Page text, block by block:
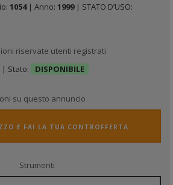
1054| Anno: 1999| STATO D’USO:
riservate utenti registrati
| Stato: DISPONIBILE
su questo annuncio
E FAI LA TUA CONTROFFERTA
Strumenti